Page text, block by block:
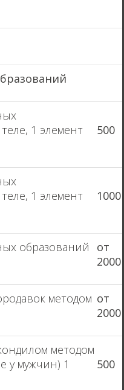
1 элемент
500
1 элемент
1000
образований
от
2000
методом от
2000
методом
у мужчин) 1
500